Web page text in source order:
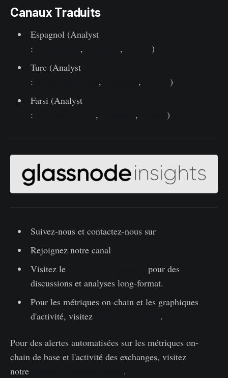
Canaux Traduits
Espagnol (Analyst
:
, ,
)
Turc (Analyst
:
, ,
)
Farsi (Analyst
:
, , )
Suivez-nous et contactez-nous sur
Rejoignez notre canal
Visitez le
pour des
discussions et analyses long-format.
Pour les métriques on-chain et les graphiques
d'activité, visitez
.
Pour des alertes automatisées sur les métriques on-
chain de base et l'activité des exchanges, visitez
notre
.